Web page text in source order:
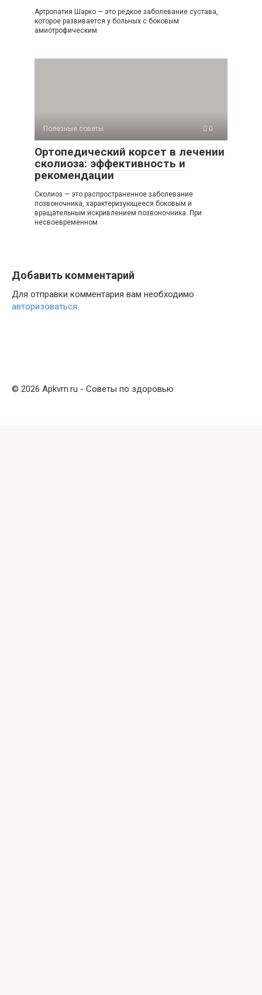
Артропатия Шарко — это редкое заболевание сустава,
которое развивается у больных с боковым
амиотрофическим
Полезные советы 0
Ортопедический корсет в лечении
сколиоза: эффективность и
рекомендации
Сколиоз — это распространенное заболевание
позвоночника, характеризующееся боковым и
вращательным искривлением позвоночника. При
несвоевременном
Добавить комментарий
Для отправки комментария вам необходимо
авторизоваться.
© 2026 Apkvrn.ru - Советы по здоровью